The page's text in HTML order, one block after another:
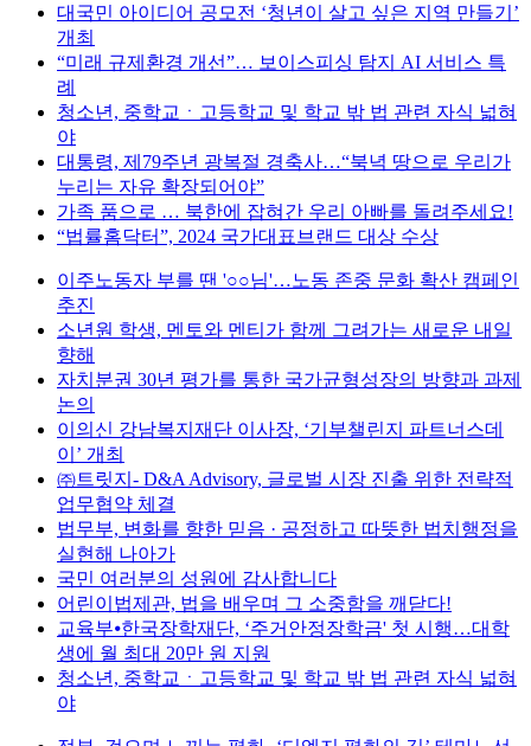
대국민 아이디어 공모전 ‘청년이 살고 싶은 지역 만들기’
개최
“미래 규제환경 개선”… 보이스피싱 탐지 AI 서비스 특
례
청소년, 중학교ㆍ고등학교 및 학교 밖 법 관련 자식 넓혀
야
대통령, 제79주년 광복절 경축사…“북녁 땅으로 우리가
누리는 자유 확장되어야”
가족 품으로 … 북한에 잡혀간 우리 아빠를 돌려주세요!
“법률홈닥터”, 2024 국가대표브랜드 대상 수상
이주노동자 부를 땐 '○○님'…노동 존중 문화 확산 캠페인
추진
소년원 학생, 멘토와 멘티가 함께 그려가는 새로운 내일
향해
자치분권 30년 평가를 통한 국가균형성장의 방향과 과제
논의
이의신 강남복지재단 이사장, ‘기부챌린지 파트너스데
이’ 개최
㈜트릿지- D&A Advisory, 글로벌 시장 진출 위한 전략적
업무협약 체결
법무부, 변화를 향한 믿음 · 공정하고 따뜻한 법치행정을
실현해 나아가
국민 여러분의 성원에 감사합니다
어린이법제관, 법을 배우며 그 소중함을 깨닫다!
교육부⦁한국장학재단, ‘주거안정장학금' 첫 시행…대학
생에 월 최대 20만 원 지원
청소년, 중학교ㆍ고등학교 및 학교 밖 법 관련 자식 넓혀
야